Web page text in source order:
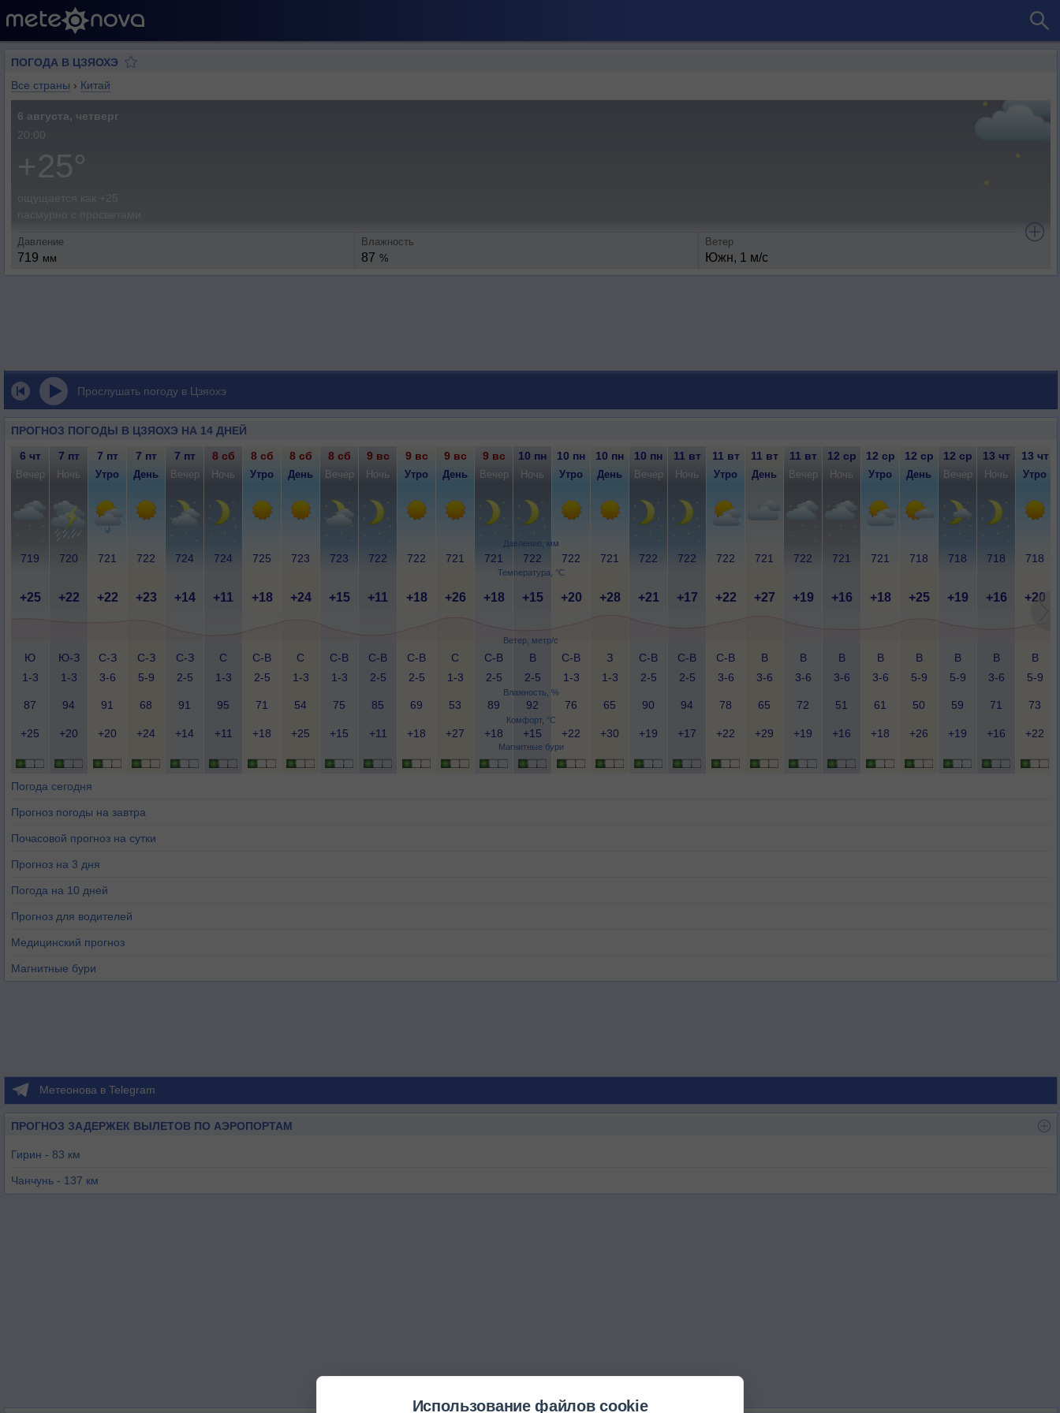
ПОГОДА В ЦЗЯОХЭ
Все страны › Китай
6 августа, четверг
20:00
+25°
ощущается как +25
Давление
719 мм
Влажность
87 %
Ветер
Южн, 1 м/с
Прослушать погоду в Цзяохэ
ПРОГНОЗ ПОГОДЫ В ЦЗЯОХЭ НА 14 ДНЕЙ
Давление, мм
Температура, °C
Ветер, метр/с
Влажность, %
Комфорт, °C
Магнитные бури
6 чт 7 пт 7 пт 7 пт 7 пт 8 сб 8 сб 8 сб 8 сб 9 вс 9 вс 9 вс 9 вс 10 пн 10 пн 10 пн 10 пн 11 вт 11 вт 11 вт 11 вт 12 ср 12 ср 12 ср 12 ср 13 чт 13 чт
Вечер Ночь Утро День Вечер Ночь Утро День Вечер Ночь Утро День Вечер Ночь Утро День Вечер Ночь Утро День Вечер Ночь Утро День Вечер Ночь Утро
719 720 721 722 724 724 725 723 723 722 722 721 721 722 722 721 722 722 722 721 722 721 721 718 718 718 718
+25 +22 +22 +23 +14 +11 +18 +24 +15 +11 +18 +26 +18 +15 +20 +28 +21 +17 +22 +27 +19 +16 +18 +25 +19 +16 +20
Ю
1-3
Ю-З
1-3
С-З
3-6
С-З
5-9
С-З
2-5
С
1-3
С-В
2-5
С
1-3
С-В
1-3
С-В
2-5
С-В
2-5
С
1-3
С-В
2-5
В
2-5
С-В
1-3
З
1-3
С-В
2-5
С-В
2-5
С-В
3-6
В
3-6
В
3-6
В
3-6
В
3-6
В
5-9
В
5-9
В
3-6
В
5-9
87 94 91 68 91 95 71 54 75 85 69 53 89 92 76 65 90 94 78 65 72 51 61 50 59 71 73
+25 +20 +20 +24 +14 +11 +18 +25 +15 +11 +18 +27 +18 +15 +22 +30 +19 +17 +22 +29 +19 +16 +18 +26 +19 +16 +22
Погода сегодня
Прогноз погоды на завтра
Почасовой прогноз на сутки
Прогноз на 3 дня
Погода на 10 дней
Прогноз для водителей
Медицинский прогноз
Магнитные бури
Метеонова в Telegram
ПРОГНОЗ ЗАДЕРЖЕК ВЫЛЕТОВ ПО АЭРОПОРТАМ
Гирин - 83 км
Чанчунь - 137 км
Использование файлов cookie